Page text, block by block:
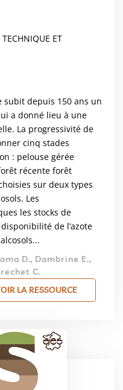
TECHNIQUE ET
subit depuis 150 ans un
a donné lieu à une
La progressivité de
cinq stades
: pelouse gérée
récente forêt
sur deux types
Les
les stocks de
de l’azote
D., Dambrine E.,
C.
LA RESSOURCE